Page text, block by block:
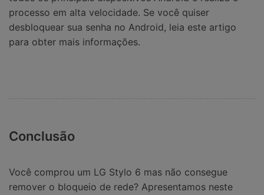
processo em alta velocidade. Se você quiser
desbloquear sua senha no Android, leia este artigo
para obter mais informações.
Conclusão
Você comprou um LG Stylo 6 mas não consegue
remover o bloqueio de rede? Apresentamos neste